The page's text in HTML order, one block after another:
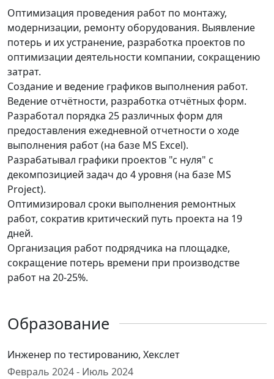
Оптимизация проведения работ по монтажу,
модернизации, ремонту оборудования. Выявление
потерь и их устранение, разработка проектов по
оптимизации деятельности компании, сокращению
затрат.
Создание и ведение графиков выполнения работ.
Ведение отчётности, разработка отчётных форм.
Разработал порядка 25 различных форм для
предоставления ежедневной отчетности о ходе
выполнения работ (на базе MS Excel).
Разрабатывал графики проектов "с нуля" с
декомпозицией задач до 4 уровня (на базе MS
Project).
Оптимизировал сроки выполнения ремонтных
работ, сократив критический путь проекта на 19
дней.
Организация работ подрядчика на площадке,
сокращение потерь времени при производстве
работ на 20-25%.
Образование
Инженер по тестированию, Хекслет
Февраль 2024 - Июль 2024